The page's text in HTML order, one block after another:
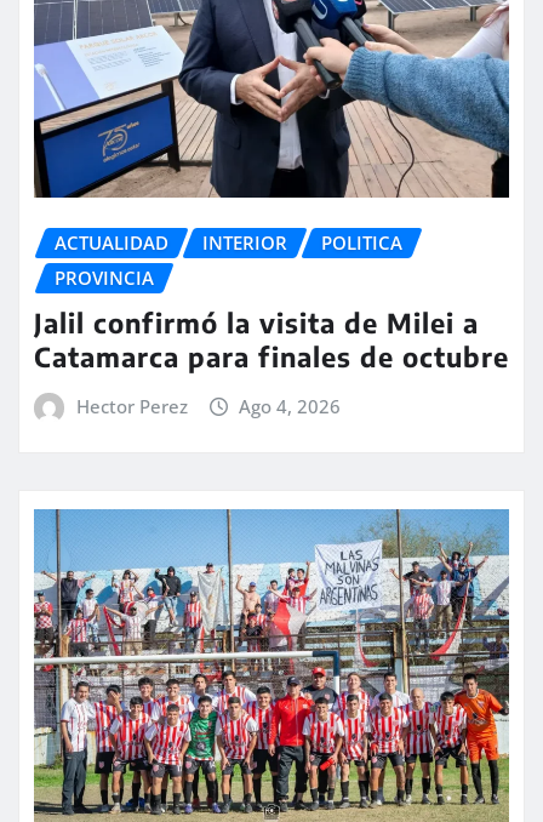
ACTUALIDAD INTERIOR
POLITICA
PROVINCIA
Jalil confirmó la visita de Milei a
Catamarca para finales de octubre
Hector Perez Ago 4, 2026